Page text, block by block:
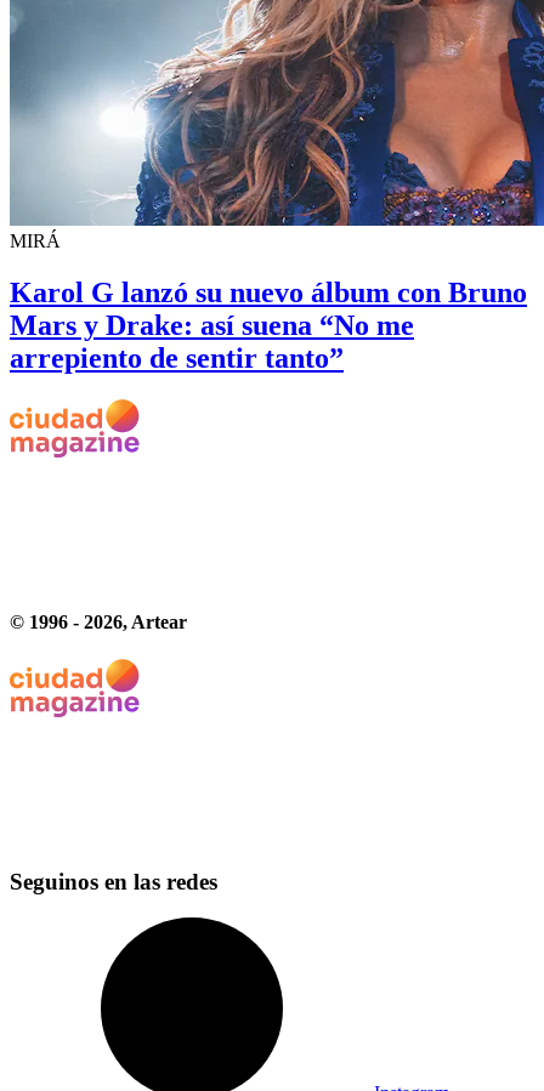
MIRÁ
Karol G lanzó su nuevo álbum con Bruno
Mars y Drake: así suena “No me
arrepiento de sentir tanto”
© 1996 - 2026, Artear
Seguinos en las redes